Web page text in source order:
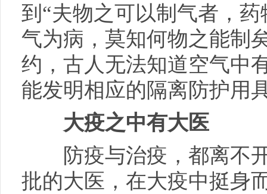
到“夫物之可以制气者，
气为病，莫知何物之能制
约，古人无法知道空气中
能发明相应的隔离防护用
大疫之中有大医
防疫与治疫，都离不开
批的大医，在大疫中挺身